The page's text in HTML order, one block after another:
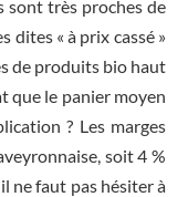
sont très proches de
dites « à prix cassé »
de produits bio haut
que le panier moyen
? Les marges
soit 4 %
ne faut pas hésiter à